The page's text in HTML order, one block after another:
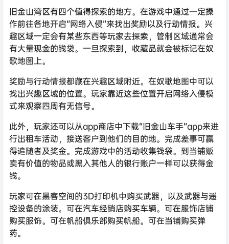
旧金山湾区有四个值得探索的地方。在游戏中通过一定操
作前往各地开启“网络入侵”来找出奖励以及行动情报。兴
趣区域一定会有某些东西等玩家去探索，管制区域通常会
有大量现金的钱袋。一旦探索到，收藏品就会被标记在奴
歌地图上。
奖励与行动情报都藏在兴趣区域附近。在奴歌地图中可以
找出兴趣区域的位置。玩家靠近这些位置开启网络入侵模
式来观察四周有无信号。
此外，玩家还可以从app商店中下载“旧金山车手”app来进
行出租车活动，接送客户到他们的目的地。完成差事可赢
得追随者及奖金。完成游戏中的活动收集钱袋。到当铺贩
卖有价值的物品或黑入其他人的银行账户一样可以获得金
钱。
玩家可在黑客空间的3D打印机中购买武器，以及武器与遥
控设备的涂装。可在汽车经销店购买车辆。可在服饰店铺
购买服饰。可在帆船俱乐部购买帆船。可在当铺购买弹
药。